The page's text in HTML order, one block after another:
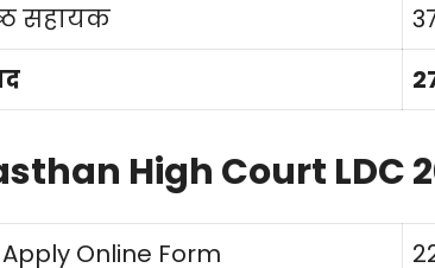
सहायक
High Court LDC
Online Form